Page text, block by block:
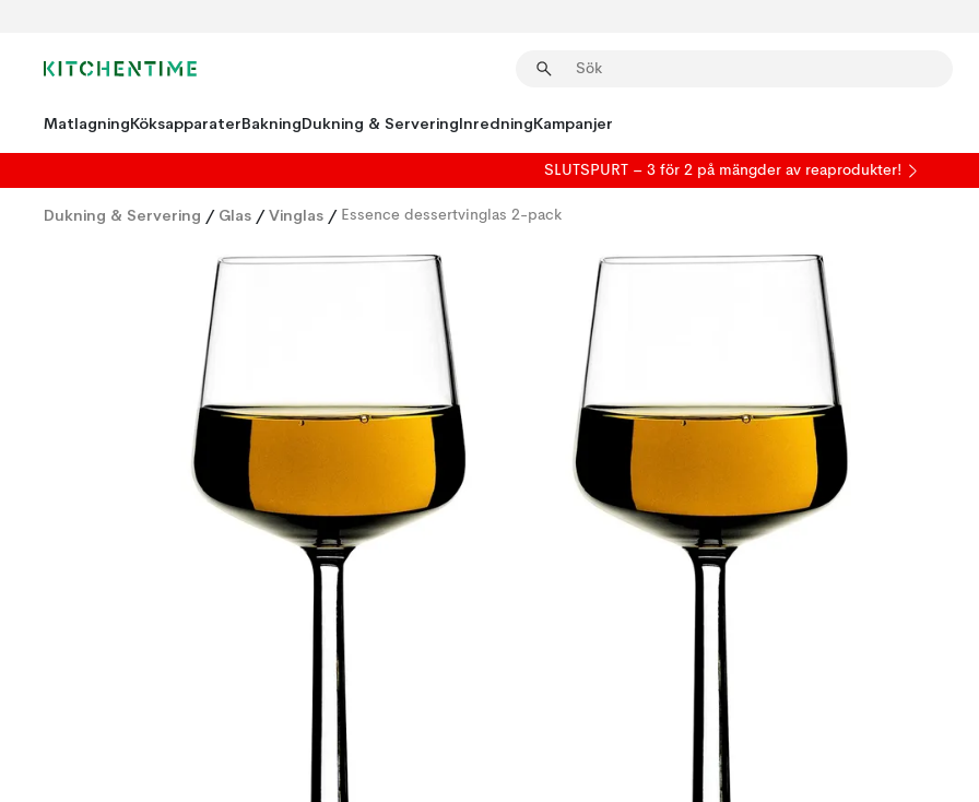
MatlagningKöksapparaterBakningDukning & ServeringInredningKampanjer
SLUTSPURT – 3 för 2 på mängder av reaprodukter!
Dukning & Servering / Glas / Vinglas / Essence dessertvinglas 2-pack